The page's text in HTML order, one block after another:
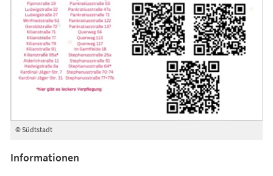
© Südtstadt
Informationen